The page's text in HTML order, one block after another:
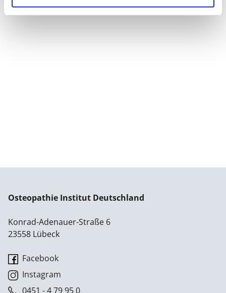
Osteopathie Institut Deutschland
Konrad-Adenauer-Straße 6
23558 Lübeck
Facebook
Instagram
0451 - 4 79 95 0